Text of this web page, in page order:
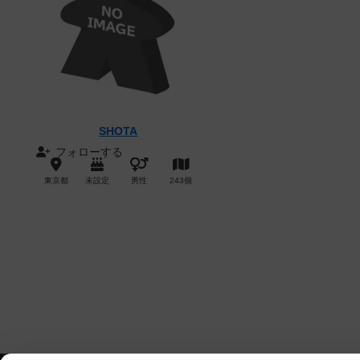
SHOTA
フォローする
東京都 未設定 男性 243個